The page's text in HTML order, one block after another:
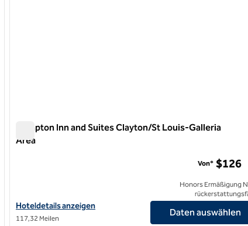
Hampton Inn and Suites Clayton/St Louis-Galleria
Area
Hoteldetails für Hampton Inn and Suites Clayton/St Louis-
Hoteldetails anzeigen
117,32 Meilen
Von* $126
Honors Ermäßigung
Daten auswählen